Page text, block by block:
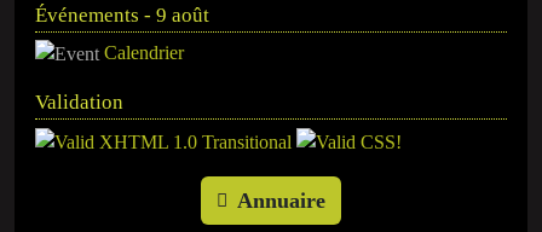
Événements - 9 août
Calendrier
Validation
Annuaire